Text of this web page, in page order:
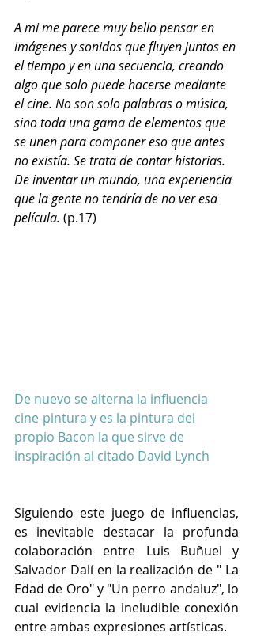
A mi me parece muy bello pensar en
imágenes y sonidos que fluyen juntos en
el tiempo y en una secuencia, creando
algo que solo puede hacerse mediante
el cine. No son solo palabras o música,
sino toda una gama de elementos que
se unen para componer eso que antes
no existía. Se trata de contar historias.
De inventar un mundo, una experiencia
que la gente no tendría de no ver esa
película. (p.17)
De nuevo se alterna la influencia
cine-pintura y es la pintura del
propio Bacon la que sirve de
inspiración al citado David Lynch
Siguiendo este juego de influencias,
es inevitable destacar la profunda
colaboración entre Luis Buñuel y
Salvador Dalí en la realización de " La
Edad de Oro" y "Un perro andaluz", lo
cual evidencia la ineludible conexión
entre ambas expresiones artísticas.